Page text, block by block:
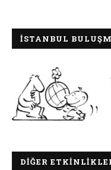
İSTANBUL
DIĞER